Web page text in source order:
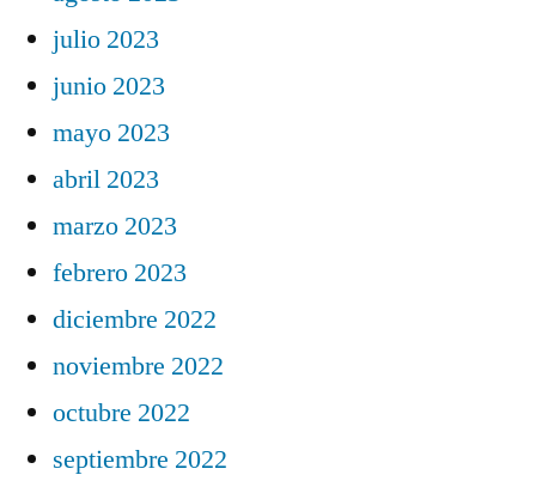
julio 2023
junio 2023
mayo 2023
abril 2023
marzo 2023
febrero 2023
diciembre 2022
noviembre 2022
octubre 2022
septiembre 2022